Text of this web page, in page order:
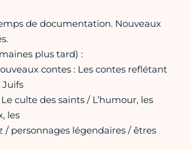
de documentation. Nouveaux
plus tard) :
contes : Les contes reflétant
Juifs
culte des saints / L’humour, les
les
/ personnages légendaires / êtres